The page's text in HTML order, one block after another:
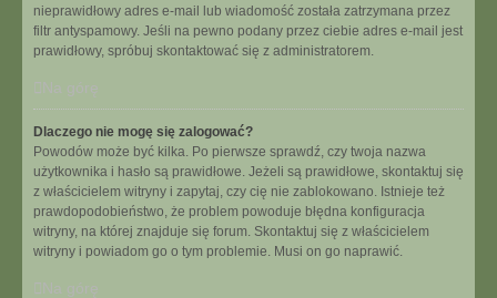
nieprawidłowy adres e-mail lub wiadomość została zatrzymana przez
filtr antyspamowy. Jeśli na pewno podany przez ciebie adres e-mail jest
prawidłowy, spróbuj skontaktować się z administratorem.
Na górę
Dlaczego nie mogę się zalogować?
Powodów może być kilka. Po pierwsze sprawdź, czy twoja nazwa
użytkownika i hasło są prawidłowe. Jeżeli są prawidłowe, skontaktuj się
z właścicielem witryny i zapytaj, czy cię nie zablokowano. Istnieje też
prawdopodobieństwo, że problem powoduje błędna konfiguracja
witryny, na której znajduje się forum. Skontaktuj się z właścicielem
witryny i powiadom go o tym problemie. Musi on go naprawić.
Na górę